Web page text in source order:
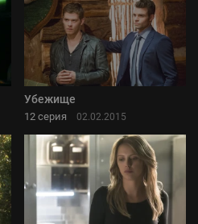
Убежище
12 серия 02.02.2015